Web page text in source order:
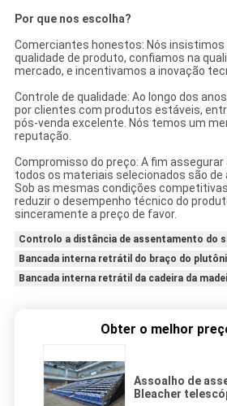
Por que nos escolha?
Comerciantes honestos: Nós
qualidade de produto, confiamos na
mercado, e incentivamos a inovação
Controle de qualidade: Ao longo dos
por clientes com produtos estáveis,
pós-venda excelente. Nós temos um
reputação.
Compromisso do preço: A fim
todos os materiais selecionados são de
Sob as mesmas condições
reduzir o desempenho técnico do
sinceramente a preço de favor.
Controlo a distância de assentamento do
Bancada interna retrátil do braço do
Bancada interna retrátil da cadeira da
Obter o melhor
Assoalho de
Bleacher